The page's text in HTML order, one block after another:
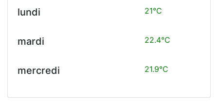
lundi 21°C
mardi 22.4°C
mercredi 21.9°C